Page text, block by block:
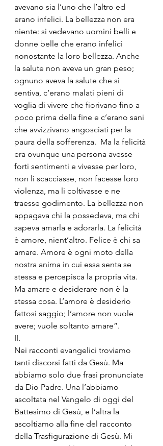
avevano sia l’uno che l’altro ed
erano infelici. La bellezza non era
niente: si vedevano uomini belli e
donne belle che erano infelici
nonostante la loro bellezza. Anche
la salute non aveva un gran peso;
ognuno aveva la salute che si
sentiva, c’erano malati pieni di
voglia di vivere che fiorivano fino a
poco prima della fine e c’erano sani
che avvizzivano angosciati per la
paura della sofferenza.  Ma la felicità
era ovunque una persona avesse
forti sentimenti e vivesse per loro,
non li scacciasse, non facesse loro
violenza, ma li coltivasse e ne
traesse godimento. La bellezza non
appagava chi la possedeva, ma chi
sapeva amarla e adorarla. La felicità
è amore, nient’altro. Felice è chi sa
amare. Amore è ogni moto della
nostra anima in cui essa senta se
stessa e percepisca la propria vita.
Ma amare e desiderare non è la
stessa cosa. L’amore è desiderio
fattosi saggio; l’amore non vuole
avere; vuole soltanto amare”.
II.
Nei racconti evangelici troviamo
tanti discorsi fatti da Gesù. Ma
abbiamo solo due frasi pronunciate
da Dio Padre. Una l’abbiamo
ascoltata nel Vangelo di oggi del
Battesimo di Gesù, e l’altra la
ascoltiamo alla fine del racconto
della Trasfigurazione di Gesù. Mi